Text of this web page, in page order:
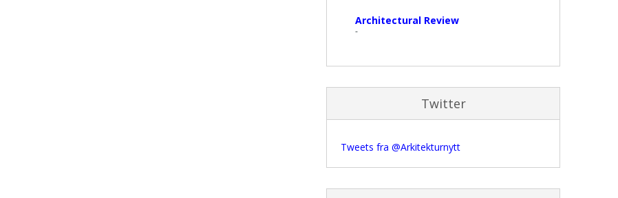
Architectural Review
-
Twitter
Tweets fra @Arkitekturnytt